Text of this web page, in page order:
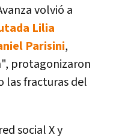
volvió a
Lilia
Parisini,
protagonizaron
las fracturas del
social X y